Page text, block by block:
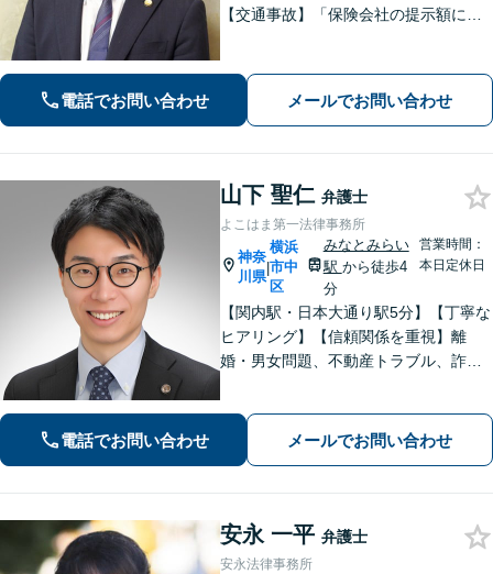
【交通事故】「保険会社の提示額に納
い！【分割払いOK】【初回面談60分無
料】【休日・夜間面談可】
電話でお問い合わせ メールでお問い合わせ
山下 聖仁 弁護士
よこはま第一法律事務所
神奈
川県
|
横浜
市中
区
みなとみらい
駅 から徒歩4
分
営業時間：
本日定休日
【関内駅・日本大通り駅5分】【丁寧な
ヒアリング】【信頼関係を重視】離
婚・男女問題、不動産トラブル、詐
悩みにしっかり寄り添い、最善の解決
策を一緒に考えていきます。ぜひご相
電話でお問い合わせ メールでお問い合わせ
安永 一平 弁護士
安永法律事務所